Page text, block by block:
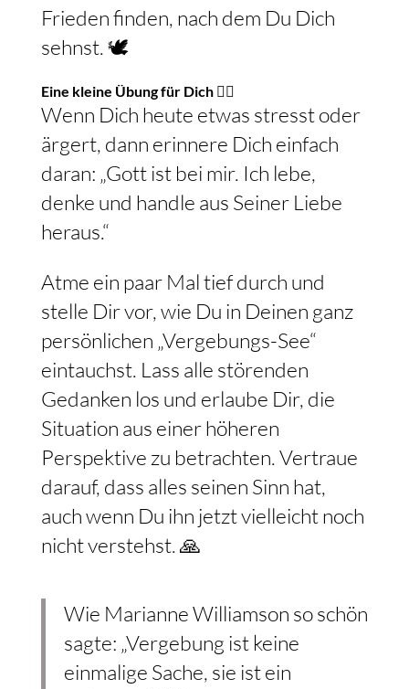
mit anderen Augen sehen und den
Frieden finden, nach dem Du Dich
Eine kleine Übung für Dich 🧘‍♀️
Wenn Dich heute etwas stresst oder
ärgert, dann erinnere Dich einfach
daran: „Gott ist bei mir. Ich lebe,
denke und handle aus Seiner Liebe
Atme ein paar Mal tief durch und
stelle Dir vor, wie Du in Deinen ganz
persönlichen „Vergebungs-See“
eintauchst. Lass alle störenden
Gedanken los und erlaube Dir, die
Situation aus einer höheren
Perspektive zu betrachten. Vertraue
darauf, dass alles seinen Sinn hat,
auch wenn Du ihn jetzt vielleicht noch
Wie Marianne Williamson so schön
sagte: „Vergebung ist keine